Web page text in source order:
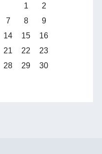
1
2
7 8
9
14 15
16
21 22
23
28 29
30